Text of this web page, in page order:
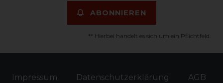
ABONNIEREN
** Hierbei handelt es sich um ein Pflichtfeld.
Impressum Daten­schutz­erklärung AGB